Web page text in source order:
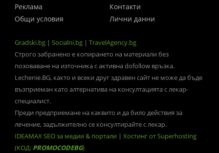
Реклама
Контакти
Общи условия
Лични данни
Gradski.bg | Socialni.bg | TravelAgency.bg
Строго забранено е копирането на материали без
позоваване на източника с активна dofollow връзка.
Lechenie.BG, както и всеки друг здравен сайт не може да бъде
възприеман като алтернатива на консултацията с лекар-
специалист.
Преди предприемане на каквито и да било действия за
лечение, задължително се консултирайте с лекар.
IDEAMAX SEO за медии & портали | Хостинг от Superhosting
(КОД: PROMOCODEBG)